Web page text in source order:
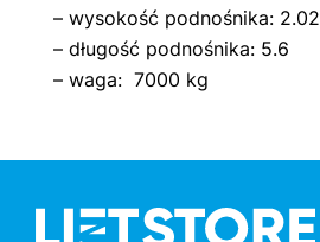
– wysokość podnośnika: 2.02
– długość podnośnika: 5.6
– waga: 7000 kg